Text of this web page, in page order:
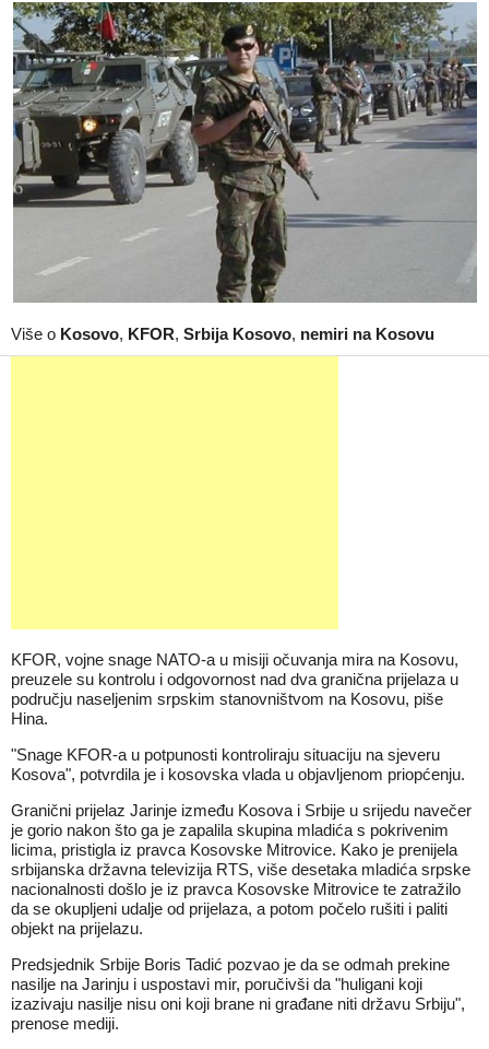
Više o Kosovo, KFOR, Srbija Kosovo, nemiri na Kosovu
KFOR, vojne snage NATO-a u misiji očuvanja mira na Kosovu,
preuzele su kontrolu i odgovornost nad dva granična prijelaza u
području naseljenim srpskim stanovništvom na Kosovu, piše
Hina.
"Snage KFOR-a u potpunosti kontroliraju situaciju na sjeveru
Kosova", potvrdila je i kosovska vlada u objavljenom priopćenju.
Granični prijelaz Jarinje između Kosova i Srbije u srijedu navečer
je gorio nakon što ga je zapalila skupina mladića s pokrivenim
licima, pristigla iz pravca Kosovske Mitrovice. Kako je prenijela
srbijanska državna televizija RTS, više desetaka mladića srpske
nacionalnosti došlo je iz pravca Kosovske Mitrovice te zatražilo
da se okupljeni udalje od prijelaza, a potom počelo rušiti i paliti
objekt na prijelazu.
Predsjednik Srbije Boris Tadić pozvao je da se odmah prekine
nasilje na Jarinju i uspostavi mir, poručivši da "huligani koji
izazivaju nasilje nisu oni koji brane ni građane niti državu Srbiju",
prenose mediji.